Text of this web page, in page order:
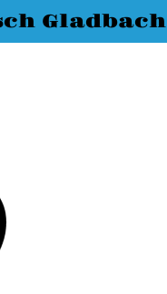
Gladbach